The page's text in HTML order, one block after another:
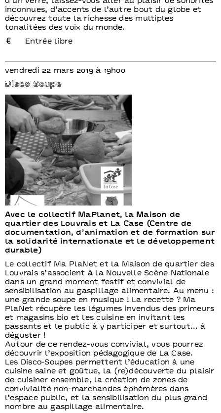
inconnues, d’accents de l’autre bout du globe et
découvrez toute la richesse des multiples
tonalitées des voix du monde.
Entrée libre
vendredi 22 mars 2019 à 19h00
Disco Soupe
Avec le collectif MaPlanet, la Maison de
quartier des Louvrais et La Case (Centre de
documentation, d’animation et de formation sur
la solidarité internationale et le développement
durable)
Le collectif Ma PlaNet et la Maison de quartier des
Louvrais s’associent à la Nouvelle Scène Nationale
dans un grand moment festif et convivial de
sensibilisation au gaspillage alimentaire. Au menu :
une grande soupe en musique ! La recette ? Ma
PlaNet récupère les légumes invendus des primeurs
et magasins bio et les cuisine en invitant les
passants et le public à y participer et surtout… à
déguster !
Autour de ce rendez-vous convivial, vous pourrez
découvrir l’exposition pédagogique de La Case.
Les Disco-Soupes permettent l’éducation à une
cuisine saine et goûtue, la (re)découverte du plaisir
de cuisiner ensemble, la création de zones de
convivialité non-marchandes éphémères dans
l’espace public, et la sensibilisation du plus grand
nombre au gaspillage alimentaire.